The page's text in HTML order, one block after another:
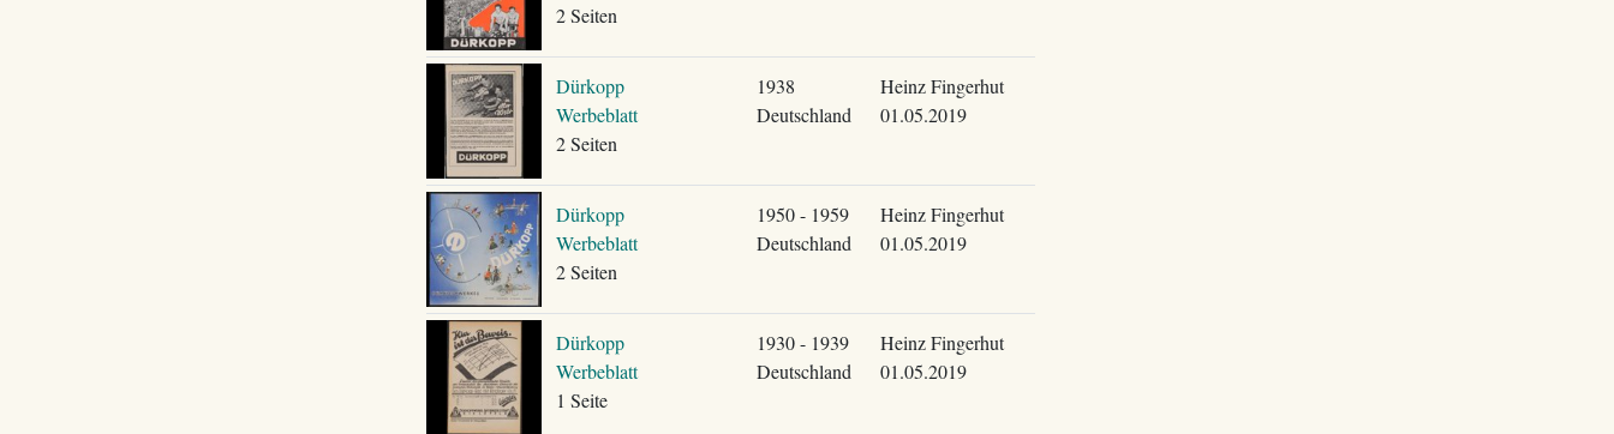
2 Seiten
Dürkopp
Werbeblatt
2 Seiten
1938
Deutschland
Heinz Fingerhut
01.05.2019
Dürkopp
Werbeblatt
2 Seiten
1950 - 1959
Deutschland
Heinz Fingerhut
01.05.2019
Dürkopp
Werbeblatt
1 Seite
1930 - 1939
Deutschland
Heinz Fingerhut
01.05.2019